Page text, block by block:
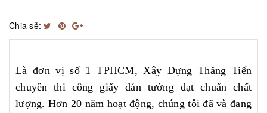
Chia sẻ:
Là đơn vị số 1 TPHCM, Xây Dựng Thăng Tiến
chuyên thi công giấy dán tường đạt chuẩn chất
lượng. Hơn 20 năm hoạt động, chúng tôi đã và đang